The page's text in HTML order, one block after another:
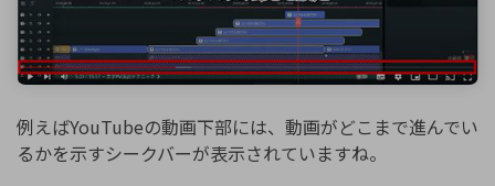
例えばYouTubeの動画下部には、動画がどこまで進んでい
るかを示すシークバーが表示されていますね。